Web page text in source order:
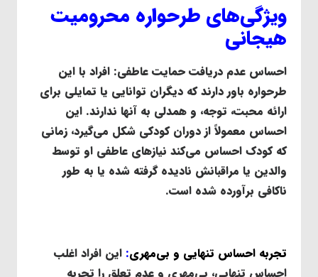
ویژگی‌های طرحواره محرومیت
هیجانی
احساس عدم دریافت حمایت عاطفی: افراد با این
طرحواره باور دارند که دیگران توانایی یا تمایلی برای
ارائه محبت، توجه، و همدلی به آنها ندارند. این
احساس معمولاً از دوران کودکی شکل می‌گیرد، زمانی
که کودک احساس می‌کند نیازهای عاطفی او توسط
والدین یا مراقبانش نادیده گرفته شده یا به طور
ناکافی برآورده شده است.
تجربه احساس تنهایی و بی‌مهری: این افراد اغلب
احساس تنهایی، بی‌مهری و عدم تعلق را تجربه